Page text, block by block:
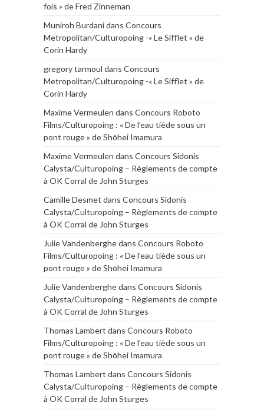
fois » de Fred Zinneman
Muniroh Burdanidans Concours
Metropolitan/Culturopoing -« Le Sifflet » de
Corin Hardy
gregory tarmoul dans Concours
Metropolitan/Culturopoing -« Le Sifflet » de
Corin Hardy
Maxime Vermeulen dans Concours Roboto
Films/Culturopoing : « De l’eau tiède sous un
pont rouge » de Shōhei Imamura
Maxime Vermeulen dans Concours Sidonis
Calysta/Culturopoing – Règlements de compte
à OK Corral de John Sturges
Camille Desmet dans Concours Sidonis
Calysta/Culturopoing – Règlements de compte
à OK Corral de John Sturges
Julie Vandenberghedans Concours Roboto
Films/Culturopoing : « De l’eau tiède sous un
pont rouge » de Shōhei Imamura
Julie Vandenberghedans Concours Sidonis
Calysta/Culturopoing – Règlements de compte
à OK Corral de John Sturges
Thomas Lambert dans Concours Roboto
Films/Culturopoing : « De l’eau tiède sous un
pont rouge » de Shōhei Imamura
Thomas Lambert dans Concours Sidonis
Calysta/Culturopoing – Règlements de compte
à OK Corral de John Sturges